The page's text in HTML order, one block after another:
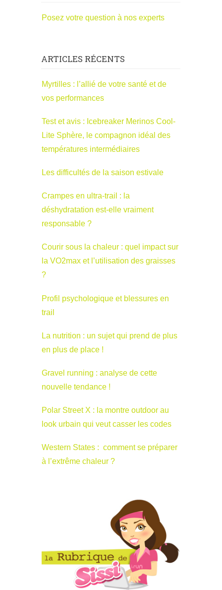
Posez votre question à nos experts
ARTICLES RÉCENTS
Myrtilles : l’allié de votre santé et de
vos performances
Test et avis : Icebreaker Merinos Cool-
Lite Sphère, le compagnon idéal des
températures intermédiaires
Les difficultés de la saison estivale
Crampes en ultra-trail : la
déshydratation est-elle vraiment
responsable ?
Courir sous la chaleur : quel impact sur
la VO2max et l’utilisation des graisses
?
Profil psychologique et blessures en
trail
La nutrition : un sujet qui prend de plus
en plus de place !
Gravel running : analyse de cette
nouvelle tendance !
Polar Street X : la montre outdoor au
look urbain qui veut casser les codes
Western States : comment se préparer
à l’extrême chaleur ?